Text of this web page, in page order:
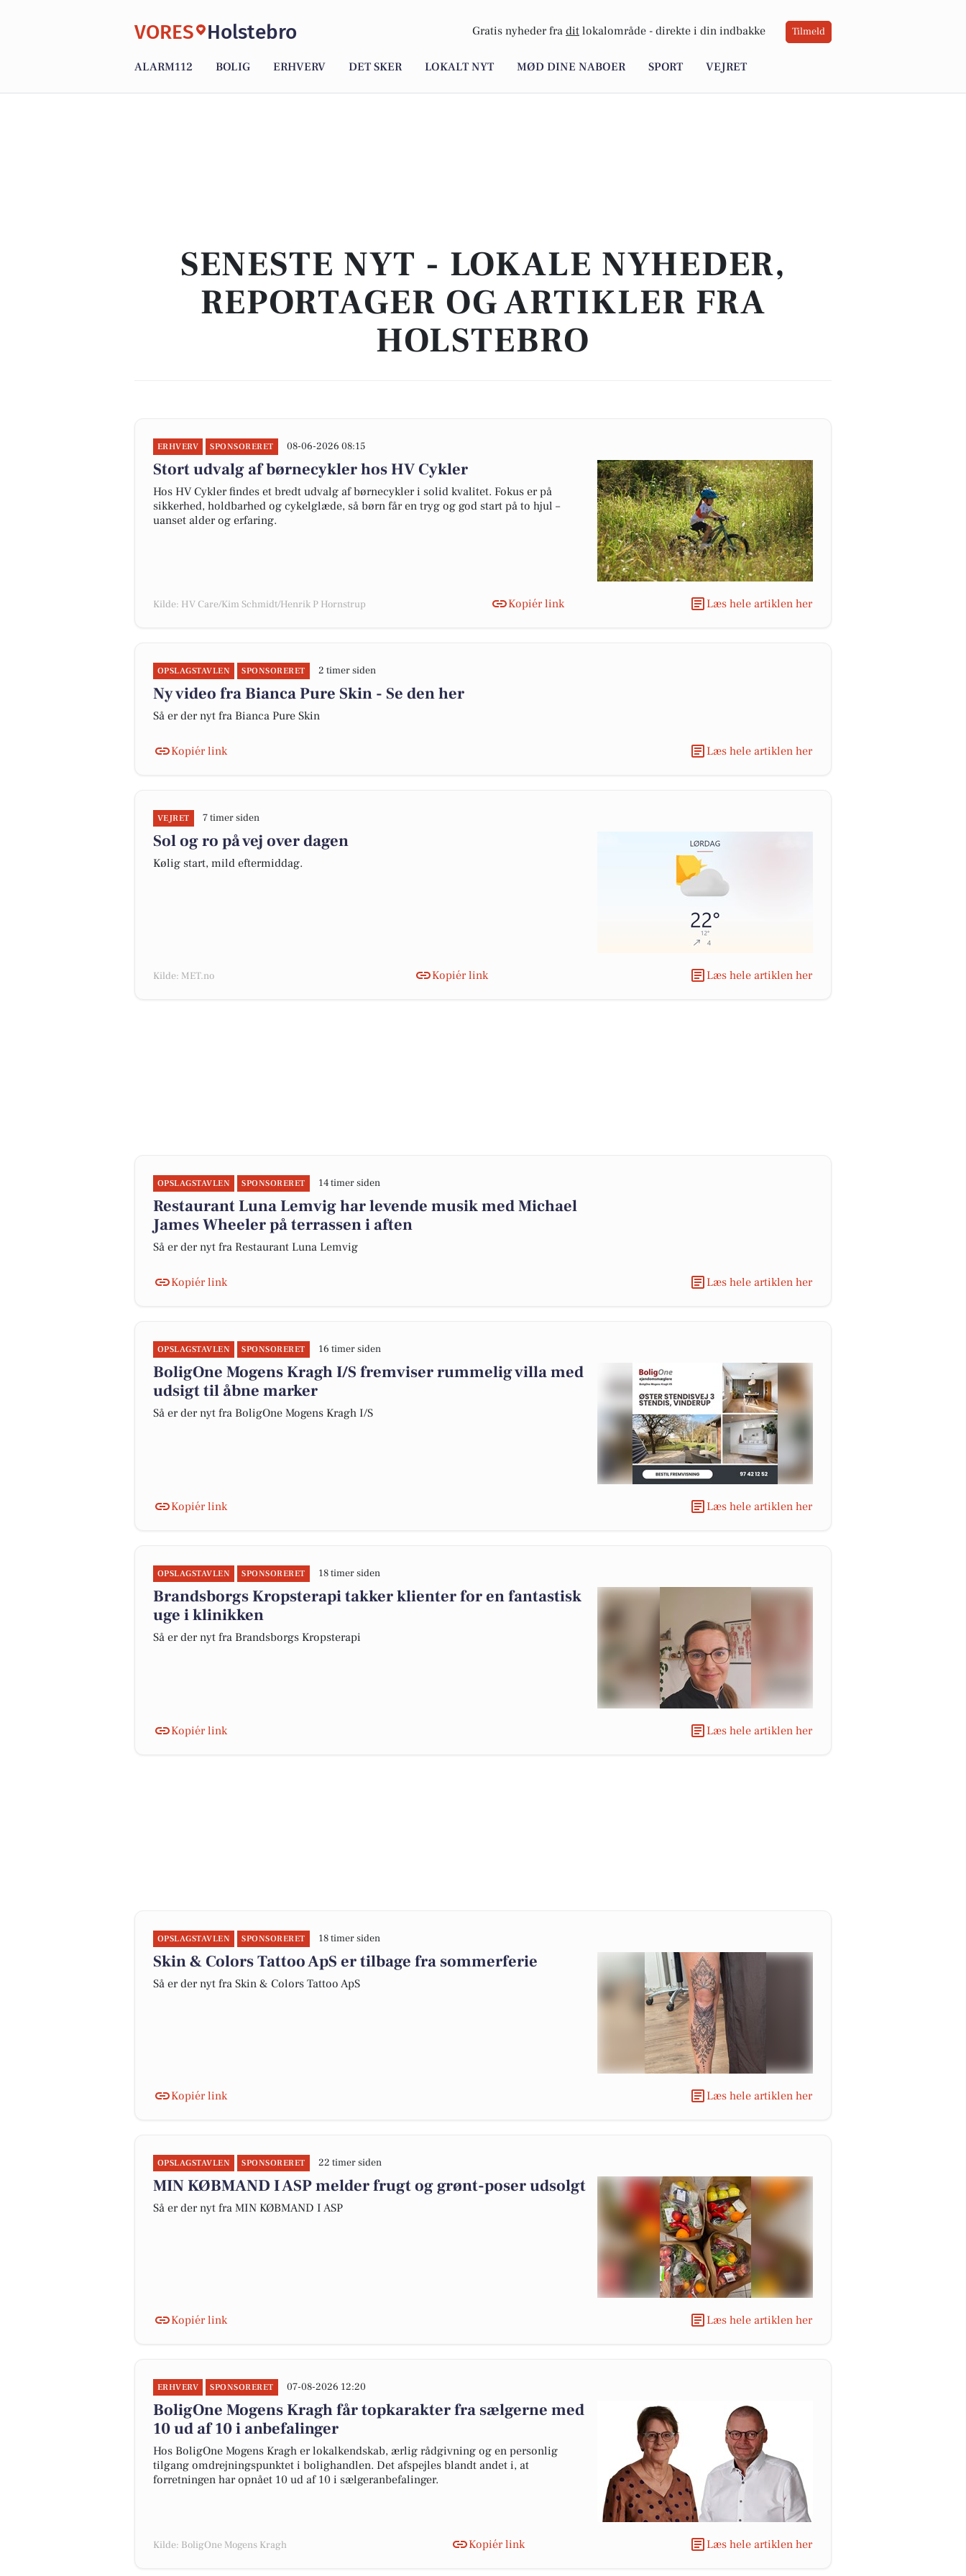
VORES Holstebro Gratis nyheder fra dit lokalområde - direkte i din indbakke Tilmeld
ALARM112 BOLIG ERHVERV DET SKER LOKALT NYT MØD DINE NABOER SPORT VEJRET
SENESTE NYT - LOKALE NYHEDER,
REPORTAGER OG ARTIKLER FRA
HOLSTEBRO
ERHVERV SPONSORERET 08-06-2026 08:15
Stort udvalg af børnecykler hos HV Cykler
Hos HV Cykler findes et bredt udvalg af børnecykler i solid kvalitet. Fokus er på
sikkerhed, holdbarhed og cykelglæde, så børn får en tryg og god start på to hjul –
uanset alder og erfaring.
Kilde: HV Care/Kim Schmidt/Henrik P Hornstrup Kopiér link Læs hele artiklen her
OPSLAGSTAVLEN SPONSORERET 2 timer siden
Ny video fra Bianca Pure Skin - Se den her
Så er der nyt fra Bianca Pure Skin
Kopiér link Læs hele artiklen her
VEJRET 7 timer siden
Sol og ro på vej over dagen
Kølig start, mild eftermiddag.
Kilde: MET.no Kopiér link Læs hele artiklen her
OPSLAGSTAVLEN SPONSORERET 14 timer siden
Restaurant Luna Lemvig har levende musik med Michael
James Wheeler på terrassen i aften
Så er der nyt fra Restaurant Luna Lemvig
Kopiér link Læs hele artiklen her
OPSLAGSTAVLEN SPONSORERET 16 timer siden
BoligOne Mogens Kragh I/S fremviser rummelig villa med
udsigt til åbne marker
Så er der nyt fra BoligOne Mogens Kragh I/S
Kopiér link Læs hele artiklen her
OPSLAGSTAVLEN SPONSORERET 18 timer siden
Brandsborgs Kropsterapi takker klienter for en fantastisk
uge i klinikken
Så er der nyt fra Brandsborgs Kropsterapi
Kopiér link Læs hele artiklen her
OPSLAGSTAVLEN SPONSORERET 18 timer siden
Skin & Colors Tattoo ApS er tilbage fra sommerferie
Så er der nyt fra Skin & Colors Tattoo ApS
Kopiér link Læs hele artiklen her
OPSLAGSTAVLEN SPONSORERET 22 timer siden
MIN KØBMAND I ASP melder frugt og grønt-poser udsolgt
Så er der nyt fra MIN KØBMAND I ASP
Kopiér link Læs hele artiklen her
ERHVERV SPONSORERET 07-08-2026 12:20
BoligOne Mogens Kragh får topkarakter fra sælgerne med
10 ud af 10 i anbefalinger
Hos BoligOne Mogens Kragh er lokalkendskab, ærlig rådgivning og en personlig
tilgang omdrejningspunktet i bolighandlen. Det afspejles blandt andet i, at
forretningen har opnået 10 ud af 10 i sælgeranbefalinger.
Kilde: BoligOne Mogens Kragh Kopiér link Læs hele artiklen her